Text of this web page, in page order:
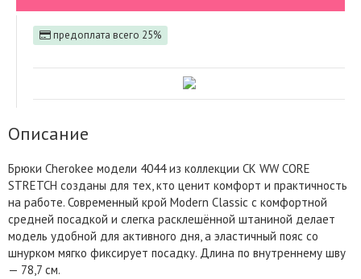
предоплата всего 25%
Описание
Брюки Cherokee модели 4044 из коллекции CK WW CORE
STRETCH созданы для тех, кто ценит комфорт и практичность
на работе. Современный крой Modern Classic с комфортной
средней посадкой и слегка расклешённой штаниной делает
модель удобной для активного дня, а эластичный пояс со
шнурком мягко фиксирует посадку. Длина по внутреннему шву
— 78,7 см.